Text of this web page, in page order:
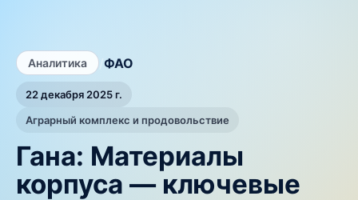
Аналитика ФАО
22 декабря 2025 г.
Аграрный комплекс и продовольствие
Гана: Материалы
корпуса — ключевые